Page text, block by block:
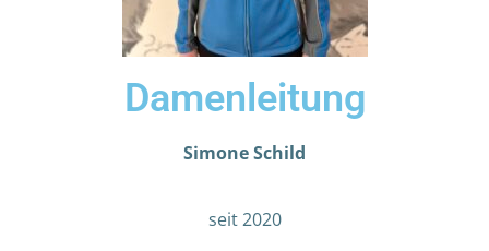
Damenleitung
Simone Schild
seit 2020